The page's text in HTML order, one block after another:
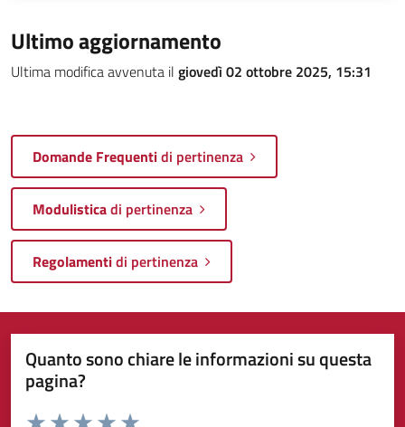
Ultimo aggiornamento
Ultima modifica avvenuta il giovedì 02 ottobre 2025, 15:31
Domande Frequentidi pertinenza
Modulisticadi pertinenza
Regolamentidi pertinenza
Quanto sono chiare le informazioni su questa
pagina?
Valuta da 1 a 5 stelle la pagina